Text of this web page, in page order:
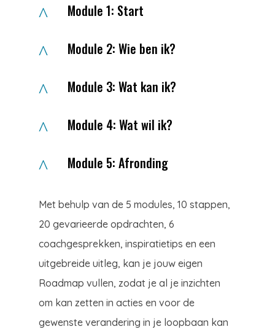
^ Module 1: Start
^ Module 2: Wie ben ik?
^ Module 3: Wat kan ik?
^ Module 4: Wat wil ik?
^ Module 5: Afronding
Met behulp van de 5 modules, 10 stappen,
20 gevarieerde opdrachten, 6
coachgesprekken, inspiratietips en een
uitgebreide uitleg, kan je jouw eigen
Roadmap vullen, zodat je al je inzichten
om kan zetten in acties en voor de
gewenste verandering in je loopbaan kan